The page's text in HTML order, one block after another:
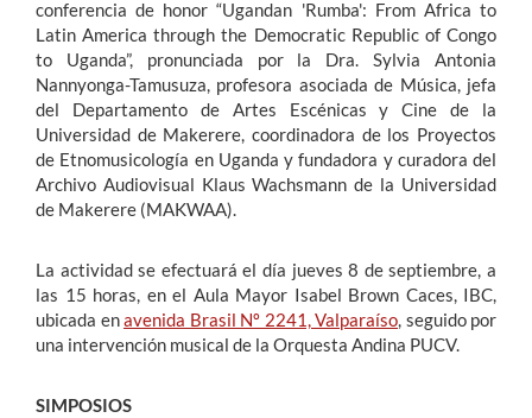
conferencia de honor “Ugandan 'Rumba': From Africa to
Latin America through the Democratic Republic of Congo
to Uganda”, pronunciada por la Dra. Sylvia Antonia
Nannyonga-Tamusuza, profesora asociada de Música, jefa
del Departamento de Artes Escénicas y Cine de la
Universidad de Makerere, coordinadora de los Proyectos
de Etnomusicología en Uganda y fundadora y curadora del
Archivo Audiovisual Klaus Wachsmann de la Universidad
de Makerere (MAKWAA).
La actividad se efectuará el día jueves 8 de septiembre, a
las 15 horas, en el Aula Mayor Isabel Brown Caces, IBC,
ubicada enavenida Brasil Nº 2241, Valparaíso, seguido por
una intervención musical de la Orquesta Andina PUCV.
SIMPOSIOS